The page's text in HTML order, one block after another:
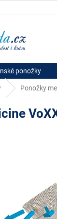
ponožky
Ponožky